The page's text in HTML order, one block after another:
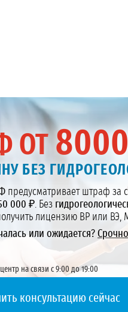
ОТ
БЕЗ
предусматривает штраф за
000 ₽. Без
лицензию ВР или ВЭ,
или ожидается?
на связи с 9:00 до 19:00
консультацию сейчас